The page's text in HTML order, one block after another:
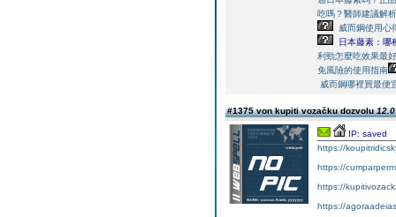
吃嗎？醫師建議解析
威而鋼使用心
日本藤素：哪
利勁怎麼吃效果最好
免風險的使用指南
威而鋼哪裡買最便
#1375 von kupiti vozačku dozvolu
IP: saved
https://
https://
https://
https://